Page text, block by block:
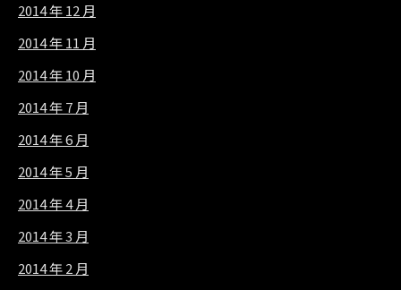
2014 年 12 月
2014 年 11 月
2014 年 10 月
2014 年 7 月
2014 年 6 月
2014 年 5 月
2014 年 4 月
2014 年 3 月
2014 年 2 月